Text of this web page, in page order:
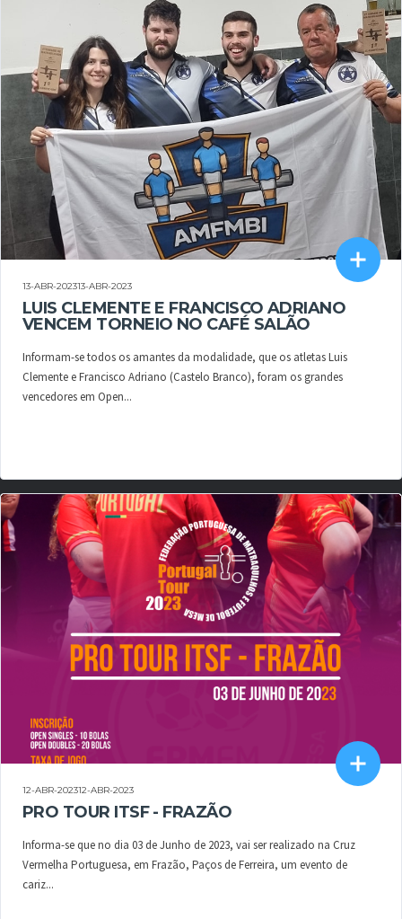
13-ABR-202313-ABR-2023
LUIS CLEMENTE E FRANCISCO ADRIANO
VENCEM TORNEIO NO CAFÉ SALÃO
Informam-se todos os amantes da modalidade, que os atletas Luis
Clemente e Francisco Adriano (Castelo Branco), foram os grandes
vencedores em Open...
12-ABR-202312-ABR-2023
PRO TOUR ITSF - FRAZÃO
Informa-se que no dia 03 de Junho de 2023, vai ser realizado na Cruz
Vermelha Portuguesa, em Frazão, Paços de Ferreira, um evento de
cariz...